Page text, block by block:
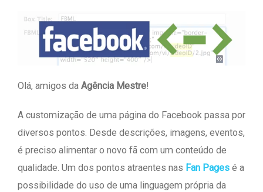
Olá, amigos da Agência Mestre!
A customização de uma página do Facebook passa por
diversos pontos. Desde descrições, imagens, eventos,
é preciso alimentar o novo fã com um conteúdo de
qualidade. Um dos pontos atraentes nas Fan Pages é a
possibilidade do uso de uma linguagem própria da